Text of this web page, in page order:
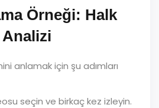
Örneği: Halk
Analizi
anlamak için şu adımları
seçin ve birkaç kez izleyin.